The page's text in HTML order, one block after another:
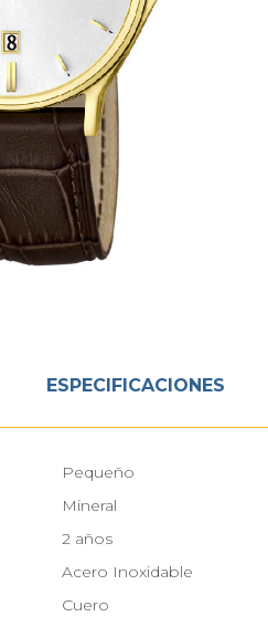
ESPECIFICACIONES
Pequeño
Mineral
2 años
Acero Inoxidable
Cuero